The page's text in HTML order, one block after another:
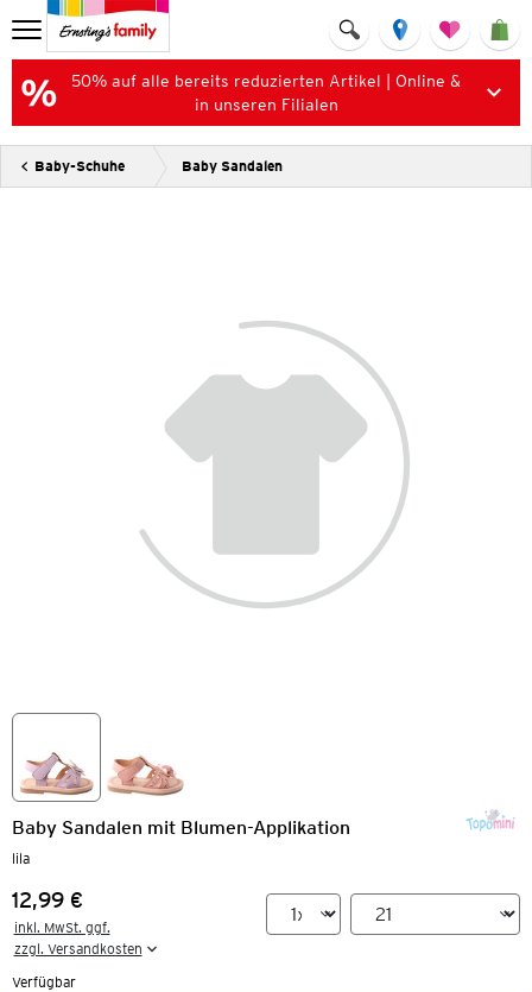
50% auf alle bereits reduzierten Artikel | Online &
in unseren Filialen
Baby-Schuhe Baby Sandalen
Baby Sandalen mit Blumen-Applikation
lila
Preis:
12,99 €
inkl. MwSt. ggf.
zzgl. Versandkosten
Verfügbar